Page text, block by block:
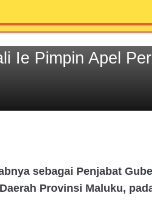
Ie Pimpin Apel
sebagai Penjabat
Provinsi Maluku,